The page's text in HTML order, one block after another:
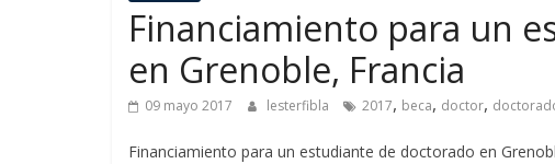
Financiamiento para un
en Grenoble, Francia
09 mayo 2017 lesterfibla 2017, beca, doctor,
Financiamiento para un estudiante de doctorado en